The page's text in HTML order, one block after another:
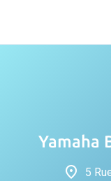
Yamaha
place 5